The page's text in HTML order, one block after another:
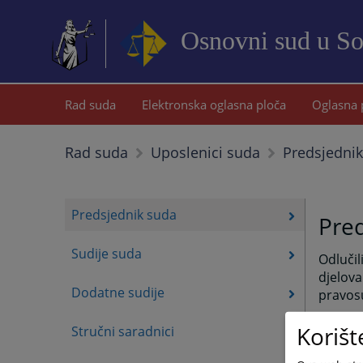
Osnovni sud u
Rad suda Elektronska oglasna ploča Oglasna
Rad suda Uposlenici suda
Predsjednik suda
Sudije suda
Dodatne sudije
Stručni saradnici